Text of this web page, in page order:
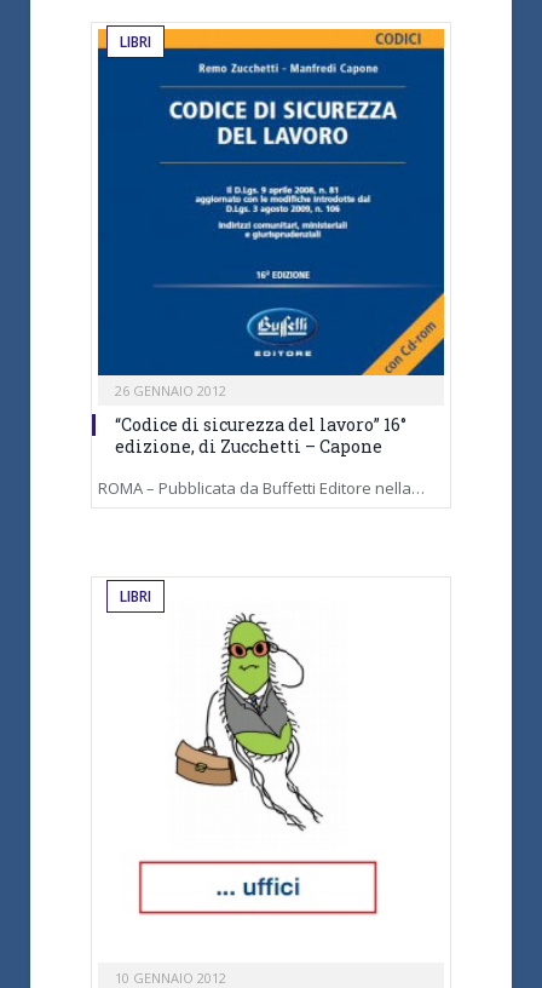
LIBRI
26 GENNAIO 2012
“Codice di sicurezza del lavoro” 16°
edizione, di Zucchetti – Capone
ROMA – Pubblicata da Buffetti Editore nella…
LIBRI
10 GENNAIO 2012